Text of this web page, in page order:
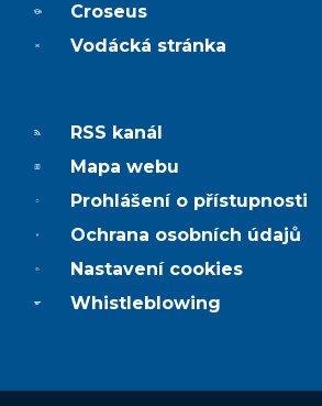
Croseus
Vodácká stránka
RSS kanál
Mapa webu
Prohlášení o přístupnosti
Ochrana osobních údajů
Nastavení cookies
Whistleblowing